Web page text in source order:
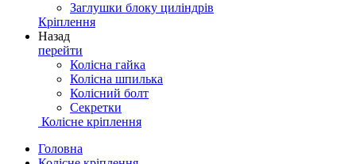
Заглушки блоку циліндрів
Кріплення
Назад
перейти
Колісна гайка
Колісна шпилька
Колісний болт
Секретки
Колісне кріплення
Головна